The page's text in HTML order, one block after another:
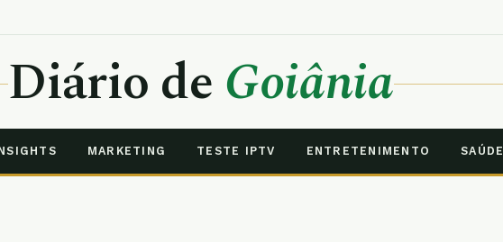
Diário deGoiânia
MARKETING TESTE IPTV ENTRETENIMENTO SAÚDE